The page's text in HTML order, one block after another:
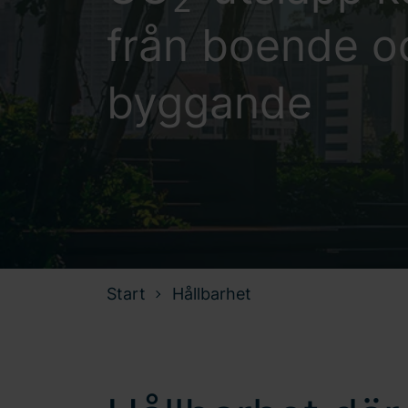
från boende
byggande
Start Hållbarhet